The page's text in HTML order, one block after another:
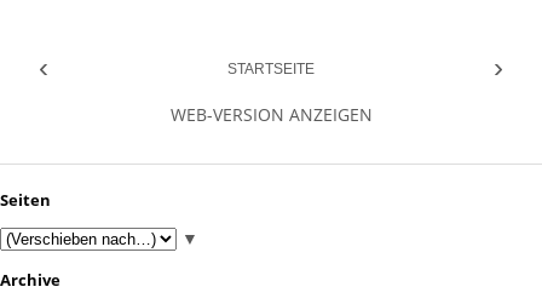
‹ ›
STARTSEITE
WEB-VERSION ANZEIGEN
Seiten
▼
Archive